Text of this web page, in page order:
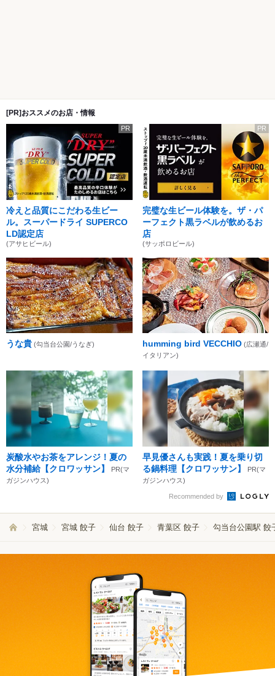
[PR]おススメのお店・情報
PR
冷えと品質にこだわる生ビー
ル。スーパードライ SUPERCO
LD認定店
(アサヒビール)
PR
完璧な生ビール体験を。ザ・パ
ーフェクト黒ラベルが飲めるお
店
(サッポロビール)
うな貴 (勾当台公園/うなぎ) humming bird VECCHIO (広瀬通/
イタリアン)
炭酸水やお茶をアレンジ！夏の
水分補給【クロワッサン】
PR(マ
ガジンハウス)
早見優さんも実践！夏を乗り切
る鍋料理【クロワッサン】
PR(マ
ガジンハウス)
Recommended by
宮城 宮城 餃子 仙台 餃子 青葉区 餃子 勾当台公園駅 餃